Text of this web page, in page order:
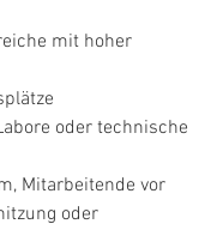
mit hoher
oder technische
Mitarbeitende vor
oder